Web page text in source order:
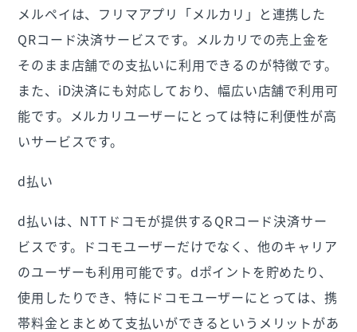
メルペイは、フリマアプリ「メルカリ」と連携した
QRコード決済サービスです。メルカリでの売上金を
そのまま店舗での支払いに利用できるのが特徴です。
また、iD決済にも対応しており、幅広い店舗で利用可
能です。メルカリユーザーにとっては特に利便性が高
いサービスです。
d払い
d払いは、NTTドコモが提供するQRコード決済サー
ビスです。ドコモユーザーだけでなく、他のキャリア
のユーザーも利用可能です。dポイントを貯めたり、
使用したりでき、特にドコモユーザーにとっては、携
帯料金とまとめて支払いができるというメリットがあ